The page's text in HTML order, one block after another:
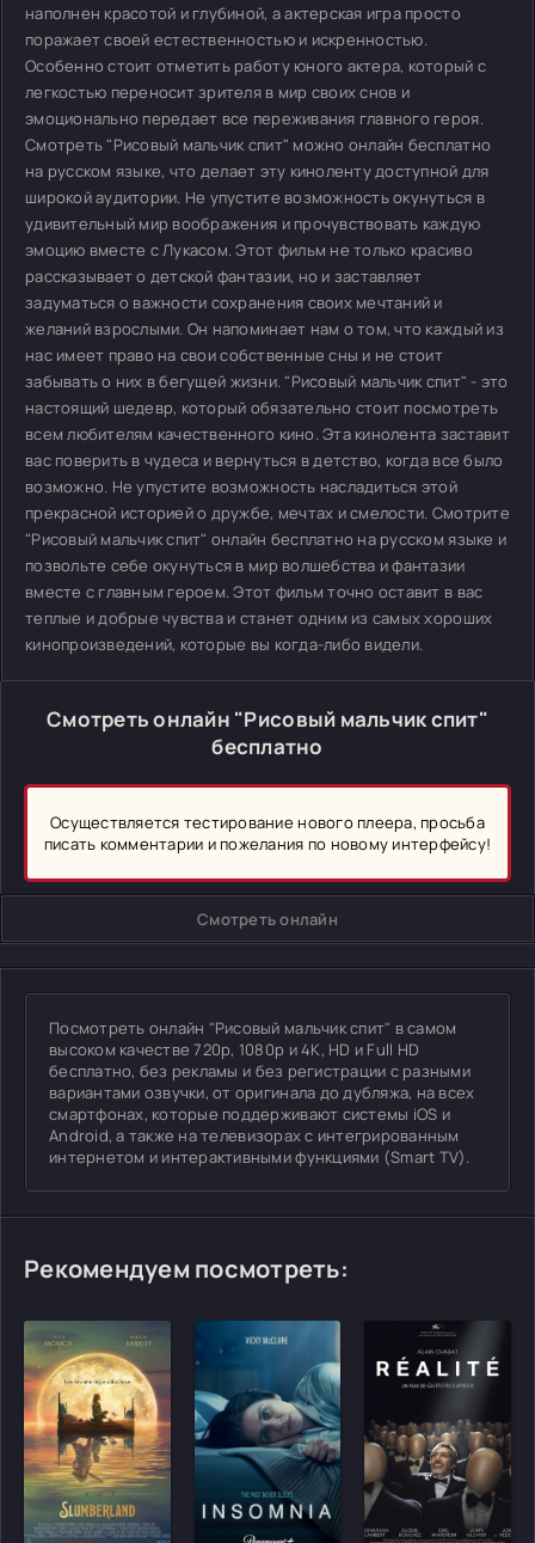
наполнен красотой и глубиной, а актерская игра просто
поражает своей естественностью и искренностью.
Особенно стоит отметить работу юного актера, который с
легкостью переносит зрителя в мир своих снов и
эмоционально передает все переживания главного героя.
Смотреть "Рисовый мальчик спит" можно онлайн бесплатно
на русском языке, что делает эту киноленту доступной для
широкой аудитории. Не упустите возможность окунуться в
удивительный мир воображения и прочувствовать каждую
эмоцию вместе с Лукасом. Этот фильм не только красиво
рассказывает о детской фантазии, но и заставляет
задуматься о важности сохранения своих мечтаний и
желаний взрослыми. Он напоминает нам о том, что каждый из
нас имеет право на свои собственные сны и не стоит
забывать о них в бегущей жизни. "Рисовый мальчик спит" - это
настоящий шедевр, который обязательно стоит посмотреть
всем любителям качественного кино. Эта кинолента заставит
вас поверить в чудеса и вернуться в детство, когда все было
возможно. Не упустите возможность насладиться этой
прекрасной историей о дружбе, мечтах и смелости. Смотрите
"Рисовый мальчик спит" онлайн бесплатно на русском языке и
позвольте себе окунуться в мир волшебства и фантазии
вместе с главным героем. Этот фильм точно оставит в вас
теплые и добрые чувства и станет одним из самых хороших
кинопроизведений, которые вы когда-либо видели.
Смотреть онлайн "Рисовый мальчик спит"
бесплатно
Осуществляется тестирование нового плеера, просьба
писать комментарии и пожелания по новому интерфейсу!
Смотреть онлайн
Посмотреть онлайн "Рисовый мальчик спит" в самом
высоком качестве 720p, 1080p и 4K, HD и Full HD
бесплатно, без рекламы и без регистрации с разными
вариантами озвучки, от оригинала до дубляжа, на всех
смартфонах, которые поддерживают системы iOS и
Android, а также на телевизорах с интегрированным
интернетом и интерактивными функциями (Smart TV).
Рекомендуем посмотреть: